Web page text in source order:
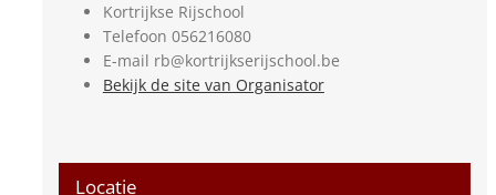
Kortrijkse Rijschool
Telefoon 056216080
E-mail rb@kortrijkserijschool.be
Bekijk de site van Organisator
Locatie